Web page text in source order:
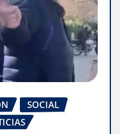
SOCIAL